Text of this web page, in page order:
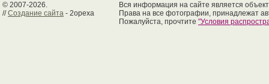
© 2007-2026.
//Создание сайта - 2opexa
Вся информация на сайте является
Права на все фотографии, принадлежат
Пожалуйста, прочтите "Условия